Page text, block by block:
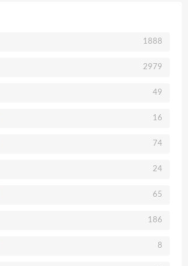
1888
2979
49
16
74
24
65
186
8